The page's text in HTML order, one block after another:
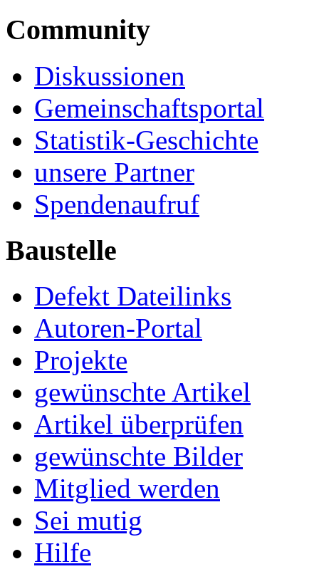
Community
Diskussionen
Gemeinschaftsportal
Statistik-Geschichte
unsere Partner
Spendenaufruf
Baustelle
Defekt Dateilinks
Autoren-Portal
Projekte
gewünschte Artikel
Artikel überprüfen
gewünschte Bilder
Mitglied werden
Sei mutig
Hilfe